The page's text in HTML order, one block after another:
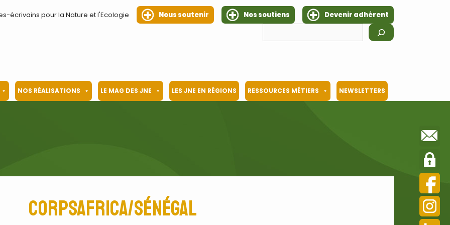
écrivains pour la Nature et l'Ecologie Nous soutenir Nos soutiens
Devenir adhérent
NOS RÉALISATIONS LE MAG DES JNE LES JNE EN RÉGIONS RESSOURCES MÉTIERS NEWSLETTERS
CorpsAfrica/Sénégal